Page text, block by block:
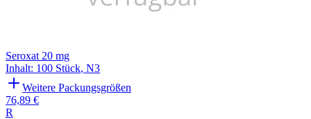
Seroxat 20 mg
Inhalt: 100 Stück, N3
Weitere Packungsgrößen
76,89 €
R